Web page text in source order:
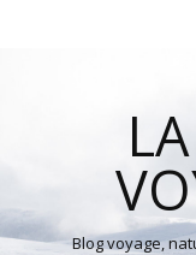
Blog voyage,